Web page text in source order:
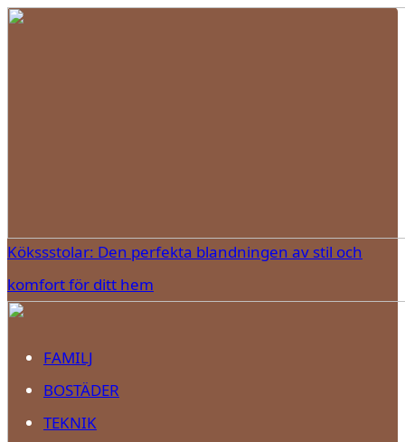
Kökssstolar: Den perfekta blandningen av stil och
komfort för ditt hem
FAMILJ
BOSTÄDER
TEKNIK